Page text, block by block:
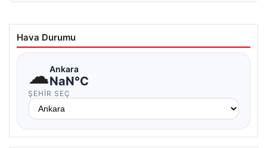
Hava Durumu
☁Ankara
NaN°C
ŞEHIR SEÇ